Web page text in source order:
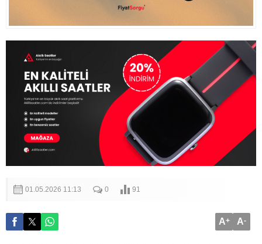
01.05.2026 11:13 0 91
A+ A-